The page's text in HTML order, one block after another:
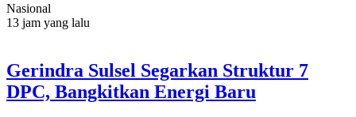
Nasional
13 jam yang lalu
Gerindra Sulsel Segarkan Struktur 7
DPC, Bangkitkan Energi Baru